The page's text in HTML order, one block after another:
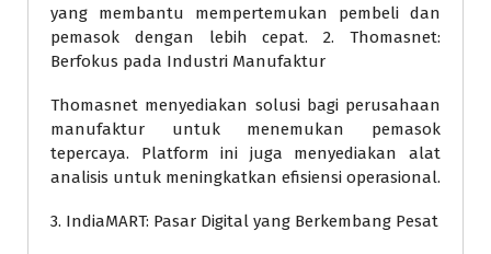
yang membantu mempertemukan pembeli dan
pemasok dengan lebih cepat. 2. Thomasnet:
Berfokus pada Industri Manufaktur
Thomasnet menyediakan solusi bagi perusahaan
manufaktur untuk menemukan pemasok
tepercaya. Platform ini juga menyediakan alat
analisis untuk meningkatkan efisiensi operasional.
3. IndiaMART: Pasar Digital yang Berkembang Pesat